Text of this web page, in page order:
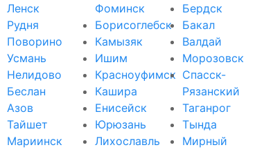
Ленск
Рудня
Поворино
Усмань
Нелидово
Беслан
Азов
Тайшет
Мариинск
Фоминск
Борисоглебск
Камызяк
Ишим
Красноуфимск
Кашира
Енисейск
Юрюзань
Лихославль
Бердск
Бакал
Валдай
Морозовск
Спасск-
Рязанский
Таганрог
Тында
Мирный